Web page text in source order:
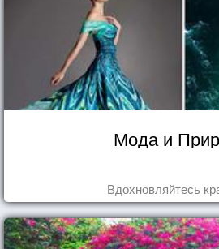
Мода и
Вдохновляйтесь